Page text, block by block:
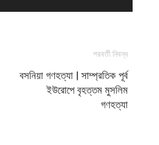
পরবর্তী নিবন্ধ
বসনিয়া গণহত্যা | সাম্প্রতিক পূর্ব
ইউরোপে বৃহত্তম মুসলিম
গণহত্যা